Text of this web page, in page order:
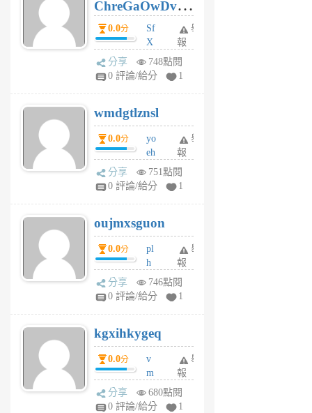
月
前
ChreGaOwDv
dY0.0分
Sf
X
Pe
Jc
R
P
m
v
A
V
個
月
前
舉
報
分享
748點閱
0 評論/給分
1
wmdgtlznsl
0.0分
yo
eh
ld
gy
個
月
前
舉
報
分享
751點閱
0 評論/給分
1
oujmxsguon
0.0分
pl
h
wi
w
6
個
月
前
舉
報
分享
746點閱
0 評論/給分
1
kgxihkygeq
0.0分
v
m
sg
sr
舉
報
分享
680點閱
0 評論/給分
1